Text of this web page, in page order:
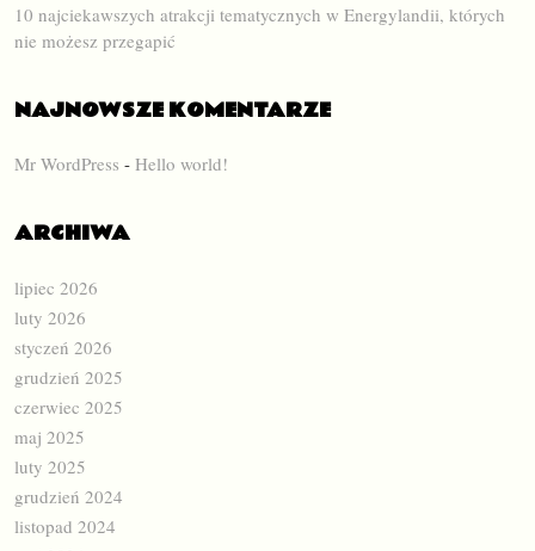
10 najciekawszych atrakcji tematycznych w Energylandii, których
nie możesz przegapić
NAJNOWSZE KOMENTARZE
Mr WordPress - Hello world!
ARCHIWA
lipiec 2026
luty 2026
styczeń 2026
grudzień 2025
czerwiec 2025
maj 2025
luty 2025
grudzień 2024
listopad 2024